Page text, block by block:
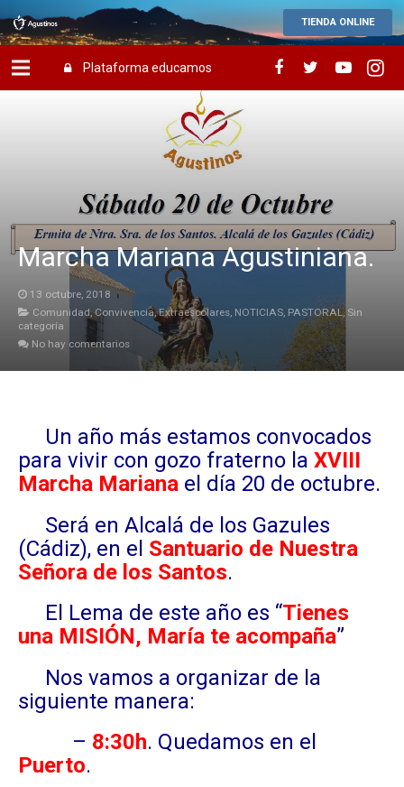
TIENDA ONLINE
Plataforma educamos
Marcha Mariana Agustiniana.
13 octubre, 2018
Comunidad,Convivencia,Extraescolares NOTICIAS PASTORAL, Sin
categoría
No hay comentarios
Un año más estamos convocados
para vivir con gozo fraterno la XVIII
Marcha Marianael día 20 de octubre.
Será en Alcalá de los Gazules
(Cádiz), en el Santuario de Nuestra
Señora de los Santos.
El Lema de este año es “Tienes
una MISIÓN, María te acompaña”
Nos vamos a organizar de la
siguiente manera:
– 8:30h. Quedamos en el
Puerto.